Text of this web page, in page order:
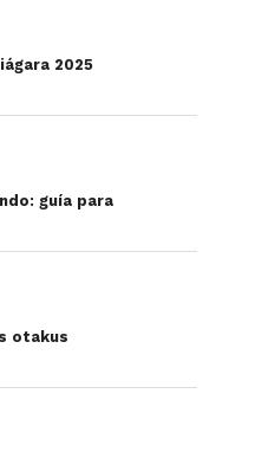
2025
guía para
otakus